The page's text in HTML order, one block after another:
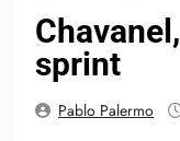
sprint
Pablo Palermo